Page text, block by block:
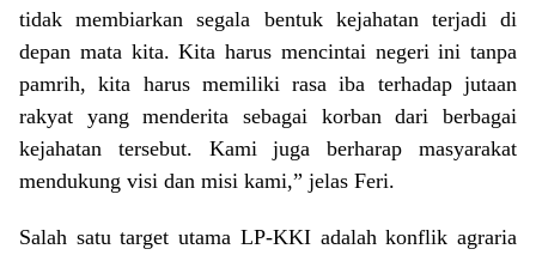
tidak membiarkan segala bentuk kejahatan terjadi di
depan mata kita. Kita harus mencintai negeri ini tanpa
pamrih, kita harus memiliki rasa iba terhadap jutaan
rakyat yang menderita sebagai korban dari berbagai
kejahatan tersebut. Kami juga berharap masyarakat
mendukung visi dan misi kami,” jelas Feri.
Salah satu target utama LP-KKI adalah konflik agraria